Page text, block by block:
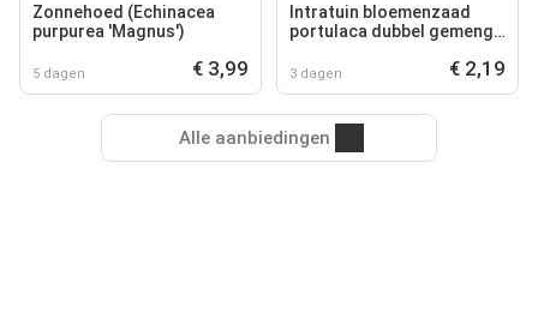
Zonnehoed (Echinacea
purpurea 'Magnus')
5 dagen € 3,99
Intratuin bloemenzaad
portulaca dubbel gemengd
3 dagen € 2,19
Alle aanbiedingen